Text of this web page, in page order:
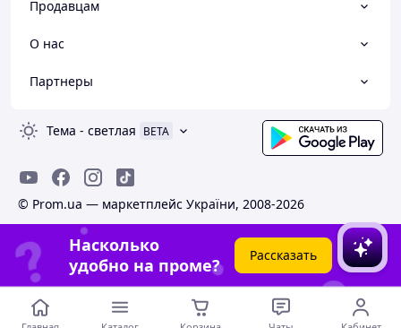
Продавцам
О нас
Партнеры
Тема - светлая BETA
© Prom.ua — маркетплейс України, 2008-2026
Насколько
удобно на проме?
Рассказать